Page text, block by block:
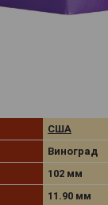
США
Виноград
102 мм
11.90 мм